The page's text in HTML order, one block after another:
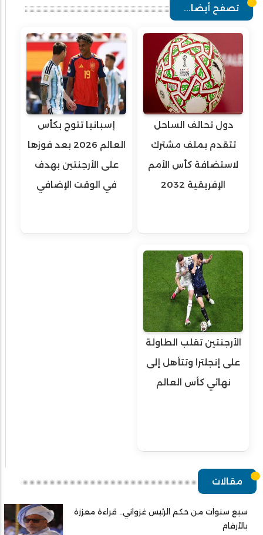
تصفح أيضا...
دول تحالف الساحل
تتقدم بملف مشترك
لاستضافة كأس الأمم
الإفريقية 2032
إسبانيا تتوج بكأس
العالم 2026 بعد فوزها
على الأرجنتين بهدف
في الوقت الإضافي
الأرجنتين تقلب الطاولة
على إنجلترا وتتأهل إلى
نهائي كأس العالم
مقالات
سبع سنوات من حكم الرئيس غزواني.. قراءة معززة
بالأرقام